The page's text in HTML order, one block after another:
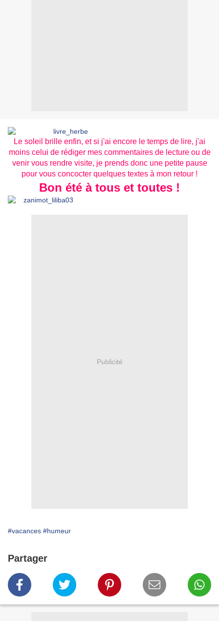
Le soleil brille enfin, et si j'ai encore le temps de lire, j'ai
moins celui de rédiger mes commentaires de lecture ou de
venir vous rendre visite, je prends donc une petite pause
pour vous concocter quelques textes à mon retour !
Bon été à tous et toutes !
Publicité
#vacances #humeur
Partager